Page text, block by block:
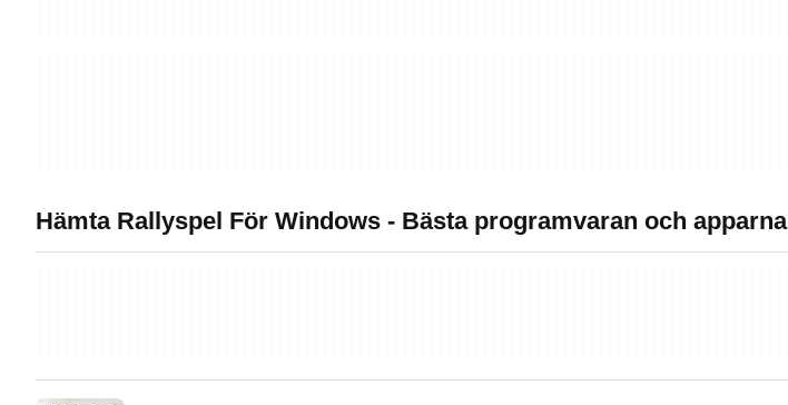
Hämta Rallyspel För Windows - Bästa programvaran och apparna